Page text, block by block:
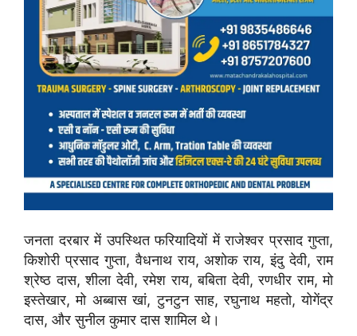
जनता दरबार में उपस्थित फरियादियों में राजेश्वर प्रसाद गुप्ता,
किशोरी प्रसाद गुप्ता, वैधनाथ राय, अशोक राय, इंदु देवी, राम
श्रेष्ठ दास, शीला देवी, रमेश राय, बबिता देवी, रणधीर राम, मो
इस्तेखार, मो अब्बास खां, टुनटुन साह, रघुनाथ महतो, योगेंद्र
दास, और सुनील कुमार दास शामिल थे।